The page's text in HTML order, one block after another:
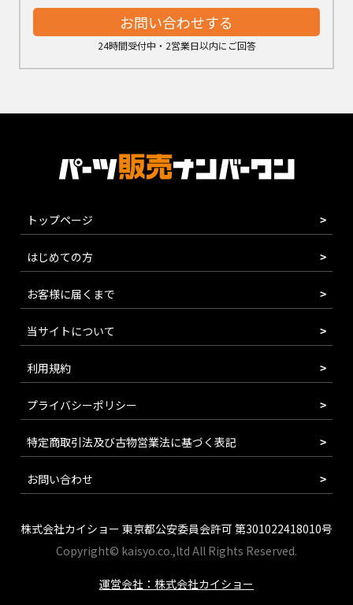
お問い合わせする
24時間受付中・2営業日以内にご回答
トップページ
はじめての方
お客様に届くまで
当サイトについて
利用規約
プライバシーポリシー
特定商取引法及び古物営業法に基づく表記
お問い合わせ
株式会社カイショー 東京都公安委員会許可 第301022418010号
Copyright© kaisyo.co.,ltd All Rights Reserved.
運営会社：株式会社カイショー